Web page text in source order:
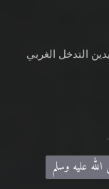
التدخل الغربي
عليه وسلم